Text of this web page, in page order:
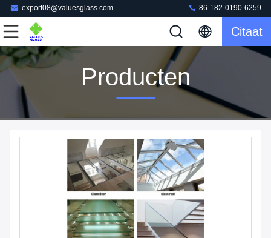
export08@valuesglass.com 86-182-0190-6259
Citaat
Producten